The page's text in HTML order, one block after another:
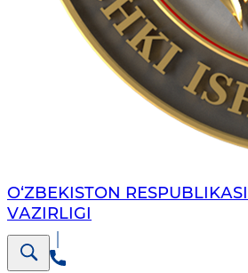
O‘ZBЕKISTON
VАZIRLIGI